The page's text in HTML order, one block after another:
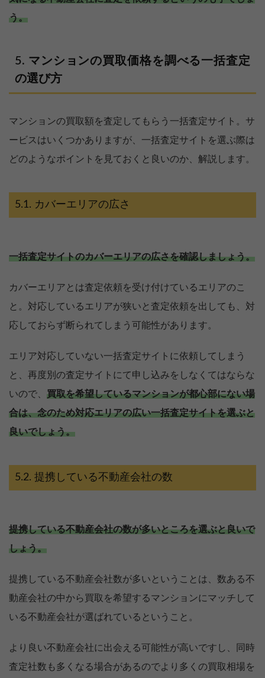
う。
マンションの買取価格を調べる一括査定
の選び方
マンションの買取額を査定してもらう一括査定サイト。サ
ービスはいくつかありますが、一括査定サイトを選ぶ際は
どのようなポイントを見ておくと良いのか、解説します。
カバーエリアの広さ
一括査定サイトのカバーエリアの広さを確認しましょう。
カバーエリアとは査定依頼を受け付けているエリアのこ
と。対応しているエリアが狭いと査定依頼を出しても、対
応しておらず断られてしまう可能性があります。
エリア対応していない一括査定サイトに依頼してしまう
と、再度別の査定サイトにて申し込みをしなくてはならな
いので、 買取を希望しているマンションが都心部にない場
合は、念のため対応エリアの広い一括査定サイトを選ぶと
良いでしょう。
提携している不動産会社の数
提携している不動産会社の数が多いところを選ぶと良いで
しょう。
提携している不動産会社数が多いということは、数ある不
動産会社の中から買取を希望するマンションにマッチして
いる不動産会社が選ばれているということ。
より良い不動産会社に出会える可能性が高いですし、同時
査定社数も多くなる場合があるのでより多くの買取相場を